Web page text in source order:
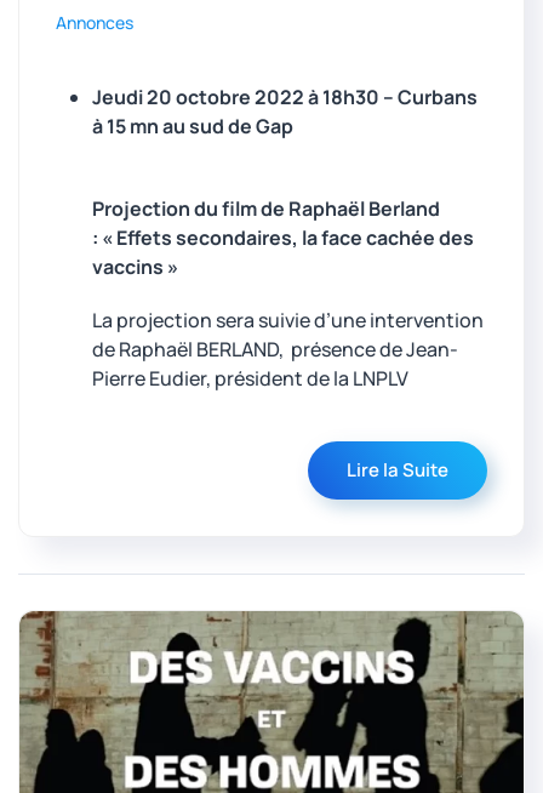
Annonces
Jeudi 20 octobre 2022 à 18h30 – Curbans
à 15 mn au sud de Gap
Projection du film de Raphaël Berland
: « Effets secondaires, la face cachée des
vaccins »
La projection sera suivie d’une intervention
de Raphaël BERLAND, présence de Jean-
Pierre Eudier, président de la LNPLV
Lire la Suite